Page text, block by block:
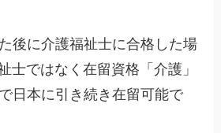
後に介護福祉士に合格した場
士ではなく在留資格「介護」
日本に引き続き在留可能で